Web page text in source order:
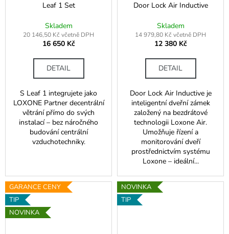
Leaf 1 Set
Skladem
20 146,50 Kč včetně DPH
16 650 Kč
DETAIL
S Leaf 1 integrujete jako
LOXONE Partner decentrální
větrání přímo do svých
instalací – bez náročného
budování centrální
vzduchotechniky.
Door Lock Air Inductive
Skladem
14 979,80 Kč včetně DPH
12 380 Kč
DETAIL
Door Lock Air Inductive je
inteligentní dveřní zámek
založený na bezdrátové
technologii Loxone Air.
Umožňuje řízení a
monitorování dveří
prostřednictvím systému
Loxone – ideální...
GARANCE CENY
TIP
NOVINKA
NOVINKA
TIP